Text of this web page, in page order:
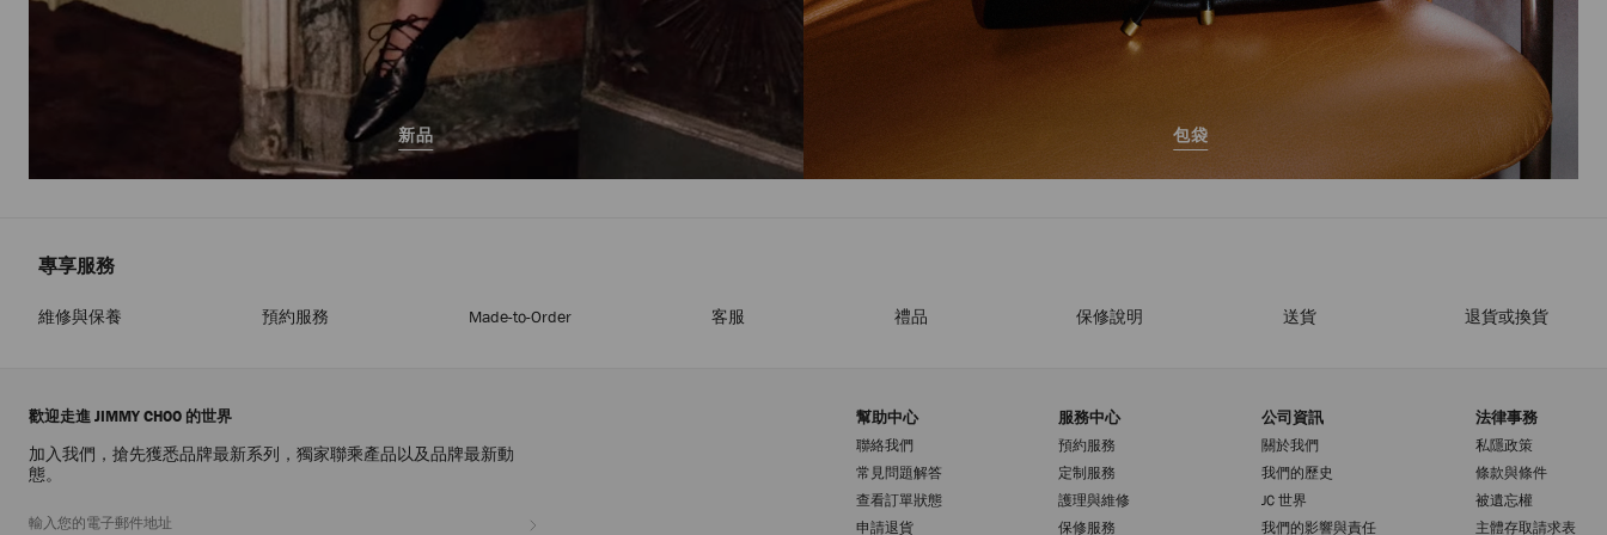
新品 包袋
專享服務
維修與保養 預約服務 Made-to-Order 客服 禮品 保修說明 送貨 退貨或換貨
歡迎走進 JIMMY CHOO 的世界
加入我們，搶先獲悉品牌最新系列，獨家聯乘產品以及品牌最新動
態。
幫助中心
聯絡我們
常見問題解答
查看訂單狀態
申請退貨
服務中心
預約服務
定制服務
護理與維修
保修服務
公司資訊
關於我們
我們的歷史
JC 世界
我們的影響與責任
法律事務
私隱政策
條款與條件
被遺忘權
主體存取請求表